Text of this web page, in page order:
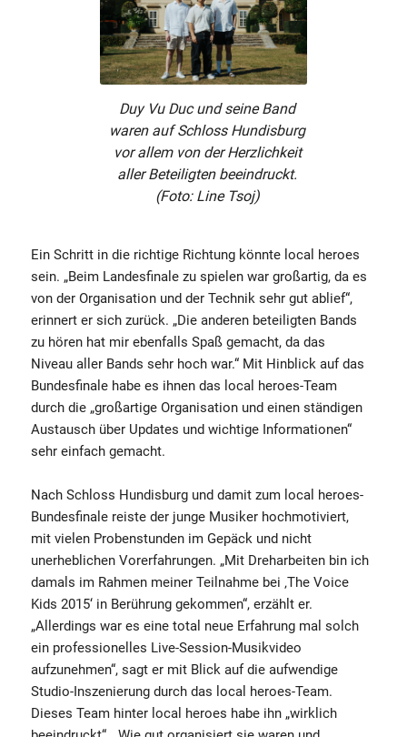
Duy Vu Duc und seine Band
waren auf Schloss Hundisburg
vor allem von der Herzlichkeit
aller Beteiligten beeindruckt.
(Foto: Line Tsoj)
Ein Schritt in die richtige Richtung könnte local heroes
sein. „Beim Landesfinale zu spielen war großartig, da es
von der Organisation und der Technik sehr gut ablief“,
erinnert er sich zurück. „Die anderen beteiligten Bands
zu hören hat mir ebenfalls Spaß gemacht, da das
Niveau aller Bands sehr hoch war.“ Mit Hinblick auf das
Bundesfinale habe es ihnen das local heroes-Team
durch die „großartige Organisation und einen ständigen
Austausch über Updates und wichtige Informationen“
sehr einfach gemacht.
Nach Schloss Hundisburg und damit zum local heroes-
Bundesfinale reiste der junge Musiker hochmotiviert,
mit vielen Probenstunden im Gepäck und nicht
unerheblichen Vorerfahrungen. „Mit Dreharbeiten bin ich
damals im Rahmen meiner Teilnahme bei ‚The Voice
Kids 2015‘ in Berührung gekommen“, erzählt er.
„Allerdings war es eine total neue Erfahrung mal solch
ein professionelles Live-Session-Musikvideo
aufzunehmen“, sagt er mit Blick auf die aufwendige
Studio-Inszenierung durch das local heroes-Team.
Dieses Team hinter local heroes habe ihn „wirklich